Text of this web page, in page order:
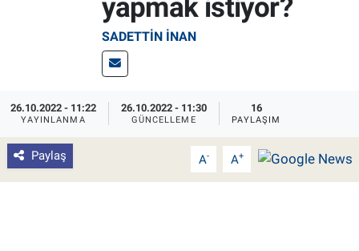
yapmak istiyor?
SADETTIN İNAN
26.10.2022 - 11:22
YAYINLANMA
26.10.2022 - 11:30
GÜNCELLEME
16
PAYLAŞIM
Paylaş A- A+
Tarım Kredi Kooperatifleri
Pankobirlik
Et fiyatları
Tarım Bilgisi
Yetiştirici Soruyor